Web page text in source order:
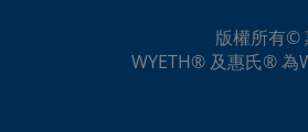
版權所有©
WYETH® 及惠氏® 為